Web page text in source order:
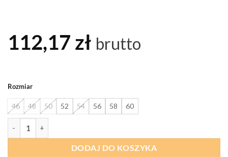
112,17 zł brutto
Rozmiar
46 48 50 52 54 56 58
60
DODAJ DO KOSZYKA